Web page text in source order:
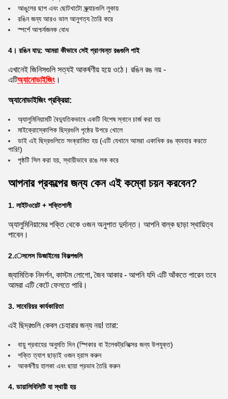
আঙুলের ছাপ এবং ছোটখাটো স্ক্র্যাচগুলি লুকায়
রঙিন জন্য আরও ভাল আনুগত্য তৈরি করে
স্পর্শে আশ্চর্যজনক বোধ
4। রঙিন যাদু: আমরা কীভাবে সেই প্রাণবন্ত রঙগুলি পাই
এখানেই জিনিসগুলি সত্যই আকর্ষণীয় হয়ে ওঠে। রঙিন রঙ নয় -
এটিঅ্যানোডাইজিং।
অ্যানোডাইজিং প্রক্রিয়া:
অ্যালুমিনিয়ামটি বৈদ্যুতিকভাবে একটি বিশেষ স্নানে চার্জ করা হয়
মাইক্রোস্কোপিক ছিদ্রগুলি পৃষ্ঠের উপরে খোলে
ডাই এই ছিদ্রগুলিতে সংক্রামিত হয় (এটি যেখানে আমরা একাধিক রঙ ব্যবহার করতে
পারি!)
পৃষ্ঠটি সিল করা হয়, স্থায়ীভাবে রঙে লক করে
আপনার প্রকল্পের জন্য কেন এই কম্বো চয়ন করবেন?
1. লাইটওয়েট + শক্তিশালী
অ্যালুমিনিয়ামের শক্তি থেকে ওজন অনুপাত দুর্দান্ত। আপনি বাল্ক ছাড়া স্থায়িত্ব
পাবেন।
2.েসলেস ডিজাইনের বিকল্পগুলি
জ্যামিতিক নিদর্শন, কাস্টম লোগো, জৈব আকার - আপনি যদি এটি আঁকতে পারেন তবে
আমরা এটি কেটে ফেলতে পারি।
3. সাবেরিয়র কার্যকারিতা
এই ছিদ্রগুলি কেবল চেহারার জন্য নয়! তারা:
বায়ু প্রবাহের অনুমতি দিন (স্পিকার বা ইলেকট্রনিক্সের জন্য উপযুক্ত)
শক্তি ত্যাগ ছাড়াই ওজন হ্রাস করুন
আকর্ষণীয় হালকা এবং ছায়া প্রভাব তৈরি করুন
4. ডায়ালিবিলিটি যা স্থায়ী হয়